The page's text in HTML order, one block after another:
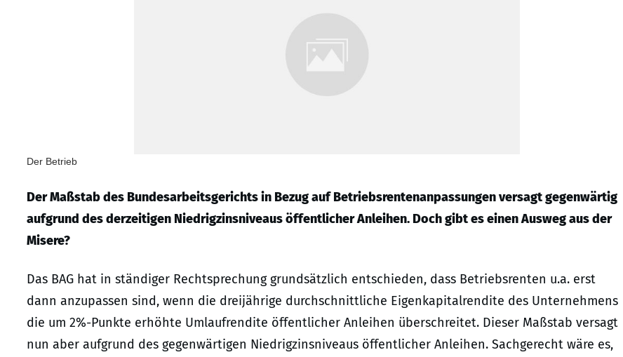
Der Betrieb
Der Maßstab des Bundesarbeitsgerichts in Bezug auf Betriebsrentenanpassungen versagt gegenwärtig
aufgrund des derzeitigen Niedrigzinsniveaus öffentlicher Anleihen. Doch gibt es einen Ausweg aus der
Misere?
Das BAG hat in ständiger Rechtsprechung grundsätzlich entschieden, dass Betriebsrenten u.a. erst
dann anzupassen sind, wenn die dreijährige durchschnittliche Eigenkapitalrendite des Unternehmens
die um 2%-Punkte erhöhte Umlaufrendite öffentlicher Anleihen überschreitet. Dieser Maßstab versagt
nun aber aufgrund des gegenwärtigen Niedrigzinsniveaus öffentlicher Anleihen. Sachgerecht wäre es,